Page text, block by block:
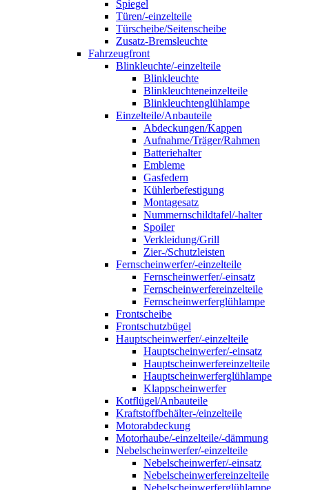
Spiegel
Türen/-einzelteile
Türscheibe/Seitenscheibe
Zusatz-Bremsleuchte
Fahrzeugfront
Blinkleuchte/-einzelteile
Blinkleuchte
Blinkleuchteneinzelteile
Blinkleuchtenglühlampe
Einzelteile/Anbauteile
Abdeckungen/Kappen
Aufnahme/Träger/Rahmen
Batteriehalter
Embleme
Gasfedern
Kühlerbefestigung
Montagesatz
Nummernschildtafel/-halter
Spoiler
Verkleidung/Grill
Zier-/Schutzleisten
Fernscheinwerfer/-einzelteile
Fernscheinwerfer/-einsatz
Fernscheinwerfereinzelteile
Fernscheinwerferglühlampe
Frontscheibe
Frontschutzbügel
Hauptscheinwerfer/-einzelteile
Hauptscheinwerfer/-einsatz
Hauptscheinwerfereinzelteile
Hauptscheinwerferglühlampe
Klappscheinwerfer
Kotflügel/Anbauteile
Kraftstoffbehälter-/einzelteile
Motorabdeckung
Motorhaube/-einzelteile/-dämmung
Nebelscheinwerfer/-einzelteile
Nebelscheinwerfer/-einsatz
Nebelscheinwerfereinzelteile
Nebelscheinwerferglühlampe